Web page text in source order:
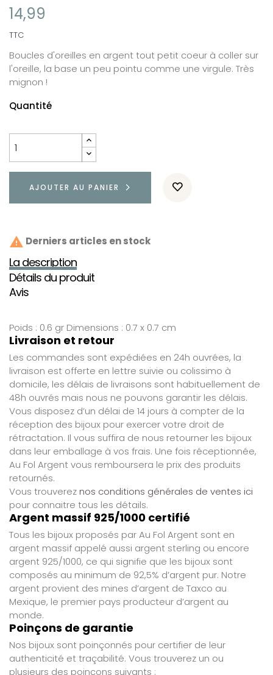
14,99
TTC
Boucles d'oreilles en argent tout petit coeur à coller sur
l'oreille, la base un peu pointu comme une virgule. Très
mignon !
Quantité
AJOUTER AU PANIER
 Derniers articles en stock
La description
Détails du produit
Avis
Poids : 0.6 gr Dimensions : 0.7 x 0.7 cm
Livraison et retour
Les commandes sont expédiées en 24h ouvrées, la
livraison est offerte en lettre suivie ou colissimo à
domicile, les délais de livraisons sont habituellement de
48h ouvrés mais nous ne pouvons garantir les délais.
Vous disposez d’un délai de 14 jours à compter de la
réception des bijoux pour exercer votre droit de
rétractation. Il vous suffira de nous retourner les bijoux
dans leur emballage à vos frais. Une fois réceptionnée,
Au Fol Argent vous remboursera le prix des produits
retournés.
Vous trouverez nos conditions générales de ventes ici
pour connaitre tous les détails.
Argent massif 925/1000 certifié
Tous les bijoux proposés par Au Fol Argent sont en
argent massif appelé aussi argent sterling ou encore
argent 925/1000, ce qui signifie que les bijoux sont
composés au minimum de 92,5% d’argent pur. Notre
argent provient des mines d’argent de Taxco au
Mexique, le premier pays producteur d’argent au
monde.
Poinçons de garantie
Nos bijoux sont poinçonnés pour certifier de leur
authenticité et traçabilité. Vous trouverez un ou
plusieurs des poinçons suivants :